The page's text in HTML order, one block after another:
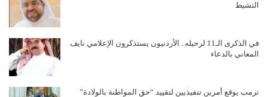
النشيط
في الذكرى الـ11 لرحيله.. الأردنيون يستذكرون الإعلامي نايف
المعاني بالدعاء
ترمب يوقع أمرين تنفيذيين لتقييد “حق المواطنة بالولادة”